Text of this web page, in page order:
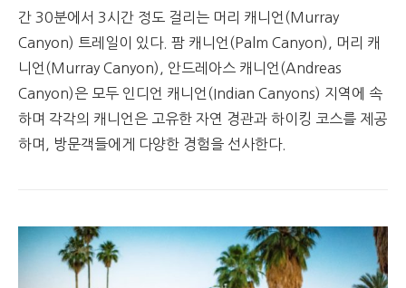
간 30분에서 3시간 정도 걸리는 머리 캐니언(Murray
Canyon) 트레일이 있다. 팜 캐니언(Palm Canyon), 머리 캐
니언(Murray Canyon), 안드레아스 캐니언(Andreas
Canyon)은 모두 인디언 캐니언(Indian Canyons) 지역에 속
하며 각각의 캐니언은 고유한 자연 경관과 하이킹 코스를 제공
하며, 방문객들에게 다양한 경험을 선사한다.